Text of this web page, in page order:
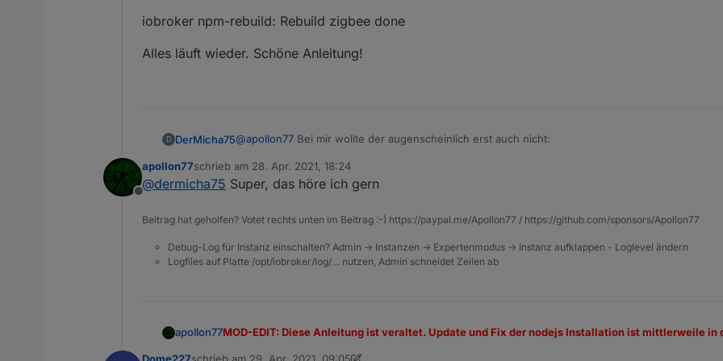
iobroker npm-rebuild: Rebuild zigbee done
Alles läuft wieder. Schöne Anleitung!
D DerMicha75@apollon77 Bei mir wollte der augenscheinlich erst auch nicht:
adapter "zigbee" seems to be installed for a different version of Node.js. Trying to rebuild it... 2
Alles läuft wieder. Schöne Anleitung!
Offline
apollon77schrieb am 28. Apr. 2021, 18:24
zuletzt editiert von
@dermicha75 Super, das höre ich gern
Beitrag hat geholfen? Votet rechts unten im Beitrag :-) https://paypal.me/Apollon77 / https://github.com/sponsors/Apollon77
Debug-Log für Instanz einschalten? Admin -> Instanzen -> Expertenmodus -> Instanz aufklappen - Loglevel ändern
Logfiles auf Platte /opt/iobroker/log/… nutzen, Admin schneidet Zeilen ab
apollon77MOD-EDIT: Diese Anleitung ist veraltet. Update und Fix der nodejs Installation ist mittlerweile in